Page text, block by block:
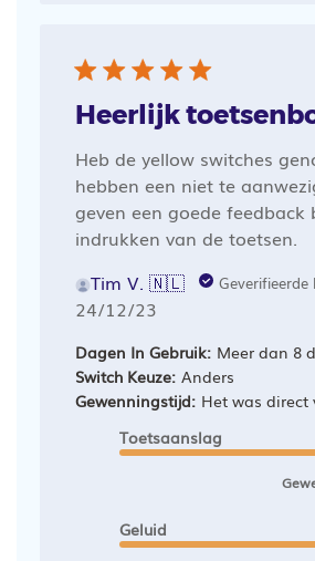
Heerlijk
Heb de yellow switches
hebben een niet te
geven een goede feedback
indrukken van de toetsen.
Tim V. 🇳🇱
Geverifieerde
Publicatiedatum
24/12/23
Dagen In Gebruik: Meer dan 8
Switch Keuze: Anders
Gewenningstijd: Het was direct
Toetsaanslag
Geluid